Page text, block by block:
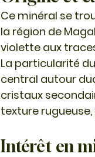
Ce minéral se
la région de
violette aux
La particularité
central autour
cristaux
texture rugueuse,
Intérêt en